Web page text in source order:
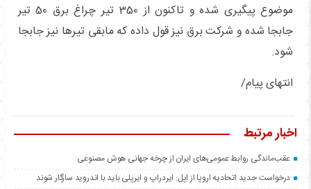
موضوع پیگیری شده و تاکنون از 350 تیر چراغ برق 50 تیر
جابجا شده و شرکت برق نیز قول داده که مابقی تیرها نیز جابجا
شود.
انتهای پیام/
اخبار مرتبط
عقب‌ماندگی روابط عمومی‌های ایران از چرخه جهانی هوش مصنوعی
درخواست جدید اتحادیه اروپا از اپل: ایردراپ و ایرپلی باید با اندروید سازگار شوند